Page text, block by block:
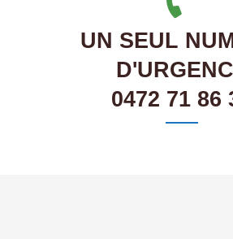
UN SEUL
0472 71 86